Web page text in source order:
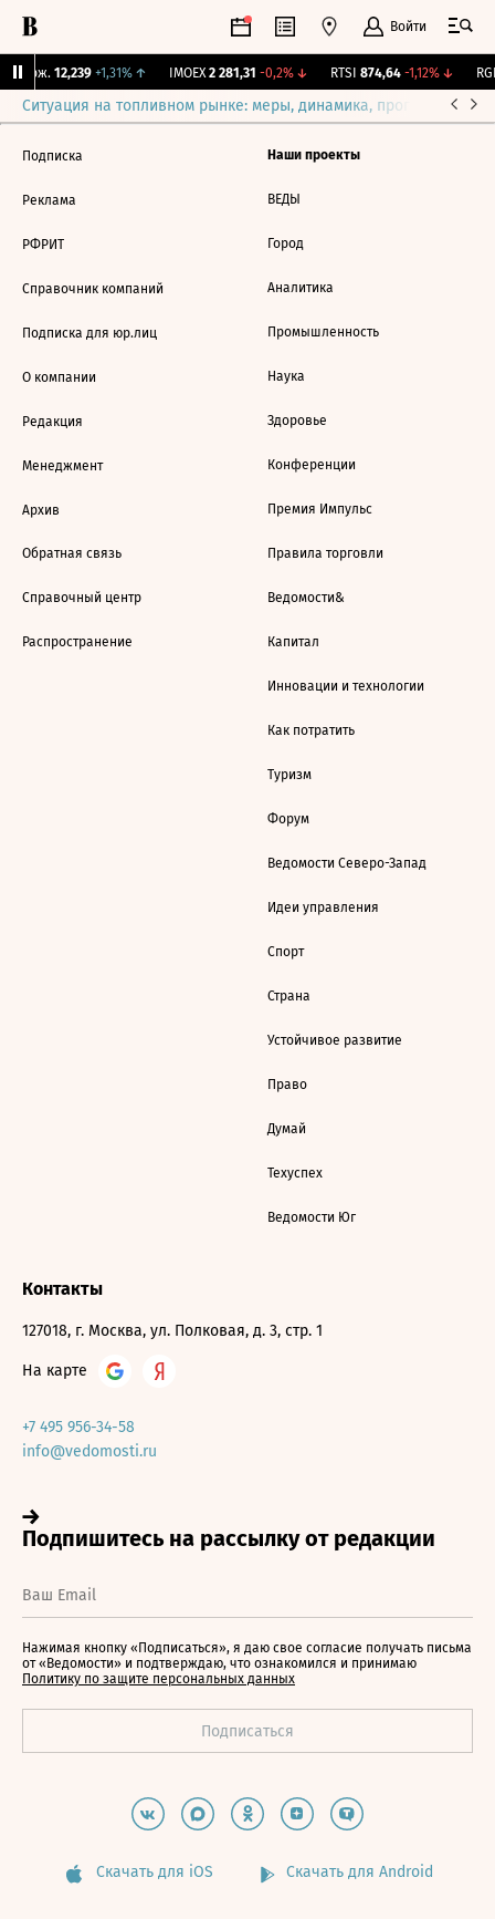
Войти
Бирж. 12,239 +1,31%↑ IMOEX 2 281,31 -0,2%↓ RTSI 874,64 -1,12%↓
Ситуация на топливном рынке: меры, динамика, прогнозы
Подписка
Реклама
РФРИТ
Справочник компаний
Подписка для юр.лиц
О компании
Редакция
Менеджмент
Архив
Обратная связь
Справочный центр
Распространение
Наши проекты
ВЕДЫ
Город
Аналитика
Промышленность
Наука
Здоровье
Конференции
Премия Импульс
Правила торговли
Ведомости&
Капитал
Инновации и технологии
Как потратить
Туризм
Форум
Ведомости Северо-Запад
Идеи управления
Спорт
Страна
Устойчивое развитие
Право
Думай
Техуспех
Ведомости Юг
Контакты
127018, г. Москва, ул. Полковая, д. 3, стр. 1
На карте
+7 495 956-34-58
info@vedomosti.ru
Нажимая кнопку «Подписаться», я даю свое согласие получать письма
от «Ведомости» и подтверждаю, что ознакомился и принимаю
Политику по защите персональных данных
Скачать для iOS Скачать для Android